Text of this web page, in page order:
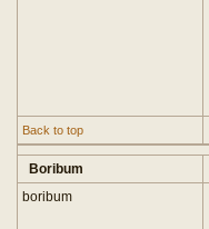
Back to top
Boribum
boribum